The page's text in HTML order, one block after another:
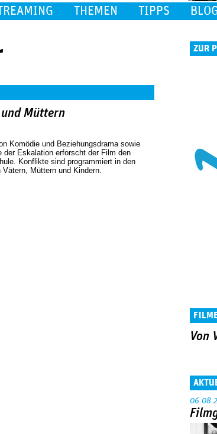
THEMEN TIPPS
Müttern
Komödie und Beziehungsdrama sowie
der Eskalation erforscht der Film den
Konflikte sind programmiert in den
Vätern, Müttern und Kindern.
ZUR
Von